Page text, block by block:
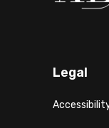
Legal